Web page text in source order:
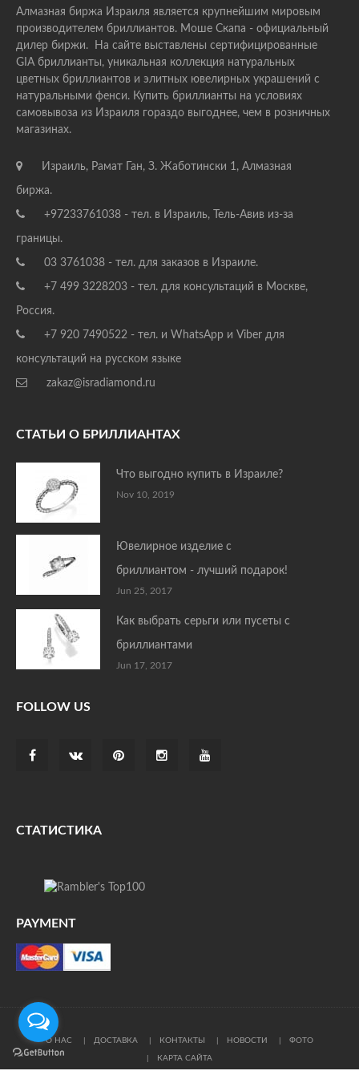
Алмазная биржа Израиля является крупнейшим мировым
производителем бриллиантов. Моше Скапа - официальный
дилер биржи. На сайте выставлены сертифицированные
GIA бриллианты, уникальная коллекция натуральных
цветных бриллиантов и элитных ювелирных украшений с
натуральными фенси. Купить бриллианты на условиях
самовывоза из Израиля гораздо выгоднее, чем в розничных
магазинах.
Израиль, Рамат Ган, З. Жаботински 1, Алмазная
биржа.
+97233761038 - тел. в Израиль, Тель-Авив из-за
границы.
03 3761038 - тел. для заказов в Израиле.
+7 499 3228203 - тел. для консультаций в Москве,
Россия.
+7 920 7490522 - тел. и WhatsApp и Viber для
консультаций на русском языке
zakaz@isradiamond.ru
СТАТЬИ О БРИЛЛИАНТАХ
Что выгодно купить в Израиле?
Nov 10, 2019
Ювелирное изделие с
бриллиантом - лучший подарок!
Jun 25, 2017
Как выбрать серьги или пусеты с
бриллиантами
Jun 17, 2017
FOLLOW US
СТАТИСТИКА
PAYMENT
О НАС ДОСТАВКА КОНТАКТЫ НОВОСТИ ФОТО
КАРТА САЙТА